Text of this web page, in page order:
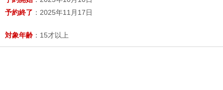
予約終了 ：2025年11月17日
対象年齢 ：15才以上